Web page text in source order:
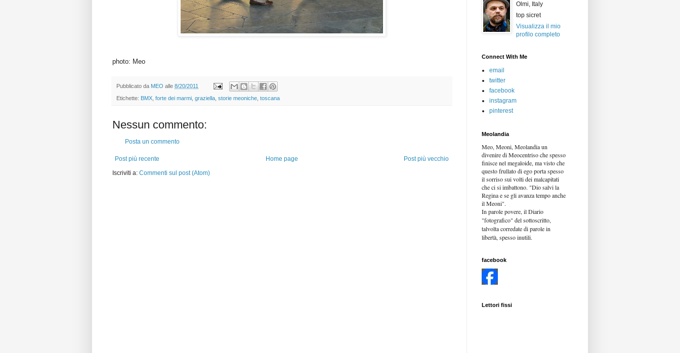
photo: Meo
Pubblicato da MEO alle 8/20/2011
Etichette: BMX forte dei marmi graziella storie meoniche toscana
Nessun commento:
Posta un commento
Post più recente Post più vecchio
Home page
Iscriviti a: Commenti sul post (Atom)
Olmi, Italy
top sicret
Visualizza il mio
profilo completo
Connect With Me
email
twitter
facebook
instagram
pinterest
Meolandia
Meo, Meoni, Meolandia un
divenire di Meocentriso che spesso
finisce nel megaloide, ma visto che
questo frullato di ego porta spesso
il sorriso sui volti dei malcapitati
che ci si imbattono. "Dio salvi la
Regina e se gli avanza tempo anche
il Meoni".
In parole povere, il Diario
"fotografico" del sottoscritto,
talvolta corredate di parole in
libertà, spesso inutili.
facebook
Lettori fissi